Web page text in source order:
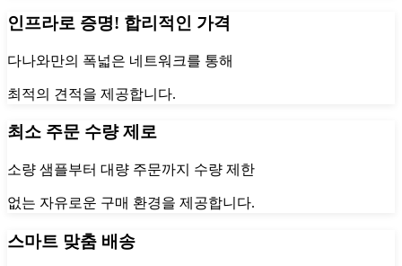
인프라로 증명! 합리적인 가격
다나와만의 폭넓은 네트워크를 통해
최적의 견적을 제공합니다.
최소 주문 수량 제로
소량 샘플부터 대량 주문까지 수량 제한
없는 자유로운 구매 환경을 제공합니다.
스마트 맞춤 배송